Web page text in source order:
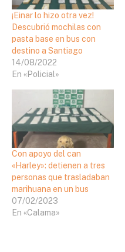
¡Einar lo hizo otra vez!
Descubrió mochilas con
pasta base en bus con
destino a Santiago
14/08/2022
En «Policial»
Con apoyo del can
«Harley»: detienen a tres
personas que trasladaban
marihuana en un bus
07/02/2023
En «Calama»